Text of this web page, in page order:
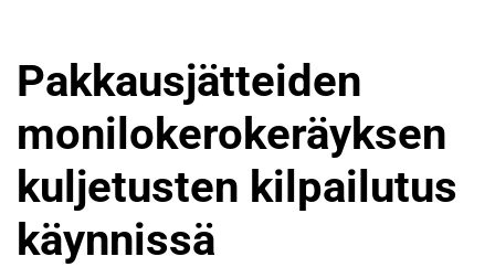
Pakkausjätteiden
monilokerokeräyksen
kuljetusten kilpailutus
käynnissä